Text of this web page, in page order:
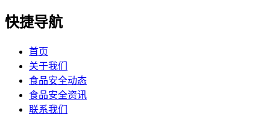
快捷导航
首页
关于我们
食品安全动态
食品安全资讯
联系我们